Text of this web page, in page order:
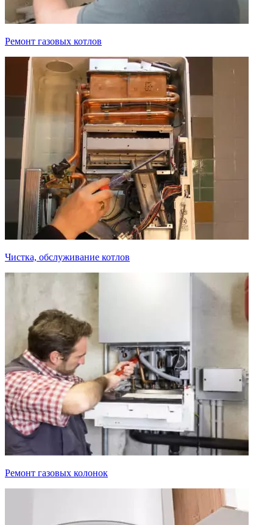
Ремонт газовых котлов
Чистка, обслуживание котлов
Ремонт газовых колонок